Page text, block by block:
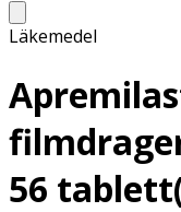
Läkemedel
56